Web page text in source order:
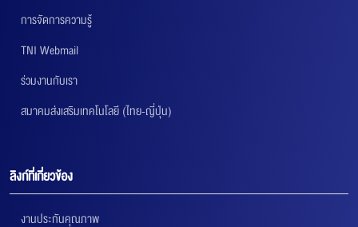
การจัดการความรู้
TNI Webmail
ร่วมงานกับเรา
สมาคมส่งเสริมเทคโนโลยี (ไทย-ญี่ปุ่น)
ลิงก์ที่เกี่ยวข้อง
งานประกันคุณภาพ